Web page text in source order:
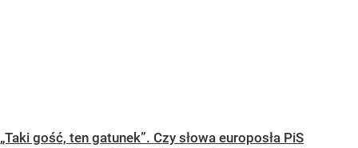
„Taki gość, ten gatunek”. Czy słowa europosła PiS